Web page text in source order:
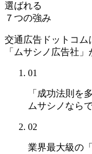
選ばれる
７つの強み
交通広告ドットコム
「ムサシノ広告社
01
「成功法則を
ムサシノなら
02
業界最大級の